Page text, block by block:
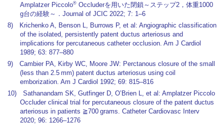
Amplatzer Piccolo® Occluderを用いた閉鎖～ステップ2，体重1000
g台の経験～．Journal of JCIC 2022; 7: 1–6
8) Krichenko A, Benson L, Burrows P, et al: Angiographic classification
of the isolated, persistently patent ductus arteriosus and
implications for percutaneous catheter occlusion. Am J Cardiol
1989; 63: 877–880
9) Cambier PA, Kirby WC, Moore JW: Perctanous closure of the small
(less than 2.5 mm) patent ductus arteriosus using coil
emborization. Am J Cardiol 1992; 69: 815–816
10) Sathanandam SK, Gutfinger D, O’Brien L, et al: Amplatzer Piccolo
Occluder clinical trial for percutaneous closure of the patent ductus
arteriosus in patients ≧700 grams. Catheter Cardiovasc Interv
2020; 96: 1266–1276